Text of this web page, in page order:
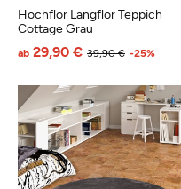
Hochflor Langflor Teppich
Cottage Grau
39,90 €
ab 29,90 € -25%